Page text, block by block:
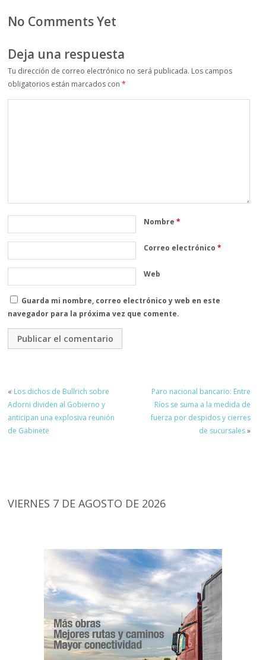
No Comments Yet
Deja una respuesta
Tu dirección de correo electrónico no será publicada. Los campos
obligatorios están marcados con*
Nombre*
Correo electrónico*
Web
Guarda mi nombre, correo electrónico y web en este
navegador para la próxima vez que comente.
« Los dichos de Bullrich sobre
Adorni dividen al Gobierno y
anticipan una explosiva reunión
de Gabinete
Paro nacional bancario: Entre
Ríos se suma a la medida de
fuerza por despidos y cierres
de sucursales»
VIERNES 7 DE AGOSTO DE 2026